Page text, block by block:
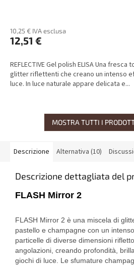
10,25 € IVA esclusa
12,51 €
REFLECTIVE Gel polish ELISA Una
glitter riflettenti che creano un intenso
luce. In luce naturale appare delicata e...
MOSTRA TUTTI I
Descrizione Alternativa (10)
Descrizione dettagliata del
FLASH Mirror 2
FLASH Mirror 2 è una miscela di
pastello e champagne con un
particelle di diverse dimensioni
angolazioni, creando profondità,
giochi di luce. Le sfumature